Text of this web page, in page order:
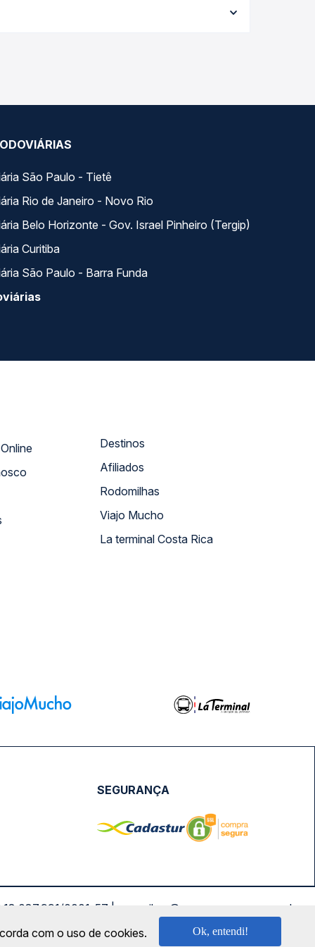
e garante a melhor oferta para o seu roteiro.
São Paulo - Tietê
Rio de Janeiro - Novo Rio
Belo Horizonte - Gov. Israel Pinheiro (Tergip)
Curitiba
São Paulo - Barra Funda
Atendimento Online
Destinos
Afiliados
Rodomilhas
Viajo Mucho
La terminal Costa Rica
SEGURANÇA
0001-57 | saconibus@queropassagem.com.br
com o uso de cookies. Ok, entendi!